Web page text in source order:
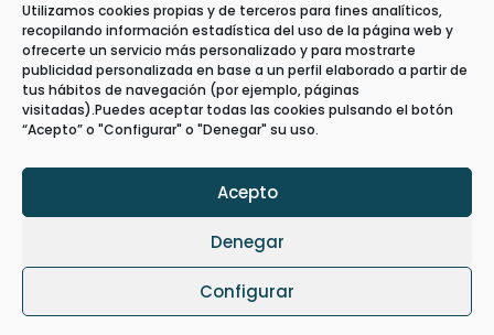
Utilizamos cookies propias y de terceros para fines analíticos,
recopilando información estadística del uso de la página web y
ofrecerte un servicio más personalizado y para mostrarte
publicidad personalizada en base a un perfil elaborado a partir de
tus hábitos de navegación (por ejemplo, páginas
visitadas).Puedes aceptar todas las cookies pulsando el botón
“Acepto” o "Configurar" o "Denegar" su uso.
Acepto
Denegar
Configurar